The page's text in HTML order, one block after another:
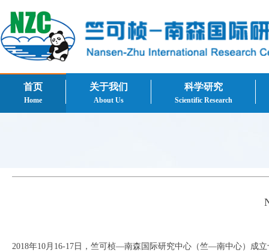
首页
Home
关于我们
About Us
科学研究
Scientific Research
2018年10月16-17日，竺可桢—南森国际研究中心（竺—南中心）成